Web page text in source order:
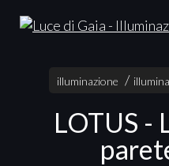
illuminazione
LOTUS -